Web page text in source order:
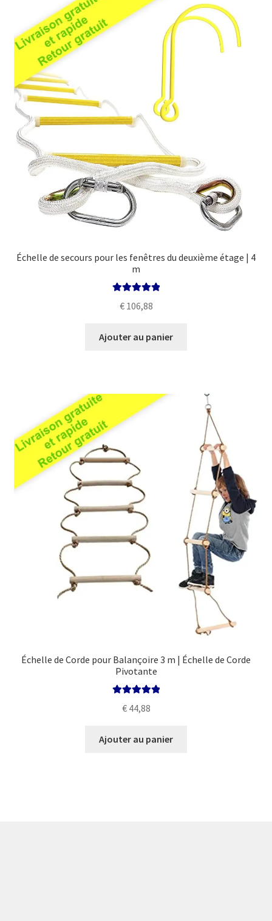
Échelle de secours pour les fenêtres du deuxième étage | 4
m
€106,88
Ajouter au panier
Échelle de Corde pour Balançoire 3 m | Échelle de Corde
Pivotante
€44,88
Ajouter au panier